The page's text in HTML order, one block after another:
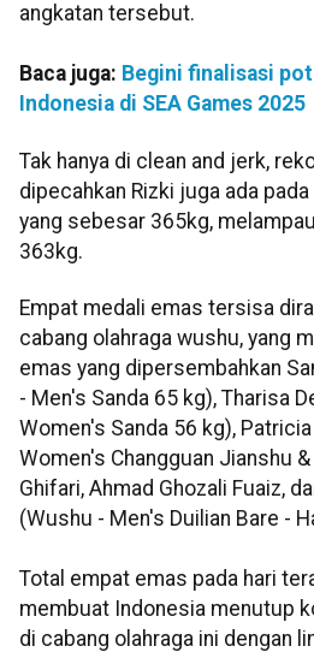
angkatan tersebut.
Baca juga: Begini finalisasi
Indonesia di SEA Games 2025
Tak hanya di clean and jerk,
dipecahkan Rizki juga ada
yang sebesar 365kg,
363kg.
Empat medali emas tersisa
cabang olahraga wushu, yang
emas yang dipersembahkan
- Men's Sanda 65 kg), Tharisa
Women's Sanda 56 kg),
Women's Changguan Jianshu
Ghifari, Ahmad Ghozali Fuaiz,
(Wushu - Men's Duilian Bare -
Total empat emas pada hari
membuat Indonesia menutup
di cabang olahraga ini dengan